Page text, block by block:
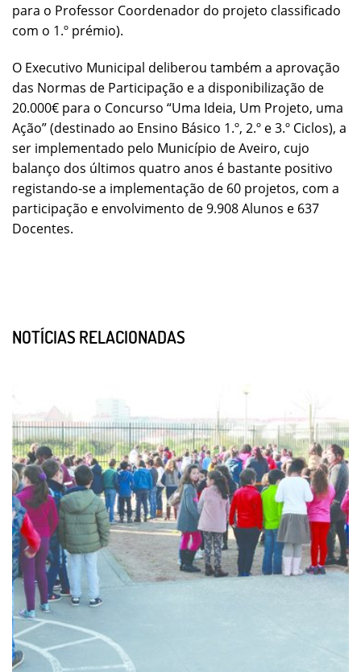
para o Professor Coordenador do projeto classificado
com o 1.º prémio).
O Executivo Municipal deliberou também a aprovação
das Normas de Participação e a disponibilização de
20.000€ para o Concurso “Uma Ideia, Um Projeto, uma
Ação” (destinado ao Ensino Básico 1.º, 2.º e 3.º Ciclos), a
ser implementado pelo Município de Aveiro, cujo
balanço dos últimos quatro anos é bastante positivo
registando-se a implementação de 60 projetos, com a
participação e envolvimento de 9.908 Alunos e 637
Docentes.
NOTÍCIAS RELACIONADAS